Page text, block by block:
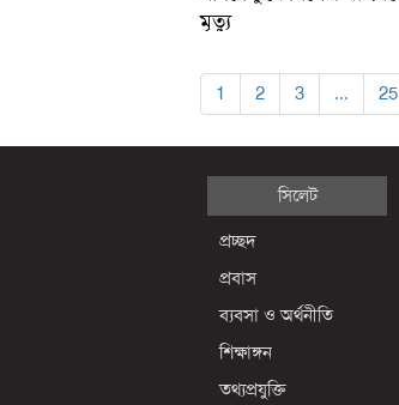
মৃত্যু
1 2 3 … 25
সিলেট
প্রচ্ছদ
প্রবাস
ব্যবসা ও অর্থনীতি
শিক্ষাঙ্গন
তথ্যপ্রযুক্তি